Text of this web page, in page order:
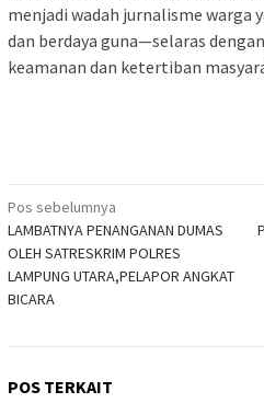
menjadi wadah jurnalisme
dan berdaya guna—selaras
keamanan dan ketertiban
Navigasi
pos
Pos sebelumnya
LAMBATNYA PENANGANAN DUMAS
OLEH SATRESKRIM POLRES
LAMPUNG UTARA,PELAPOR ANGKAT
BICARA
POS TERKAIT